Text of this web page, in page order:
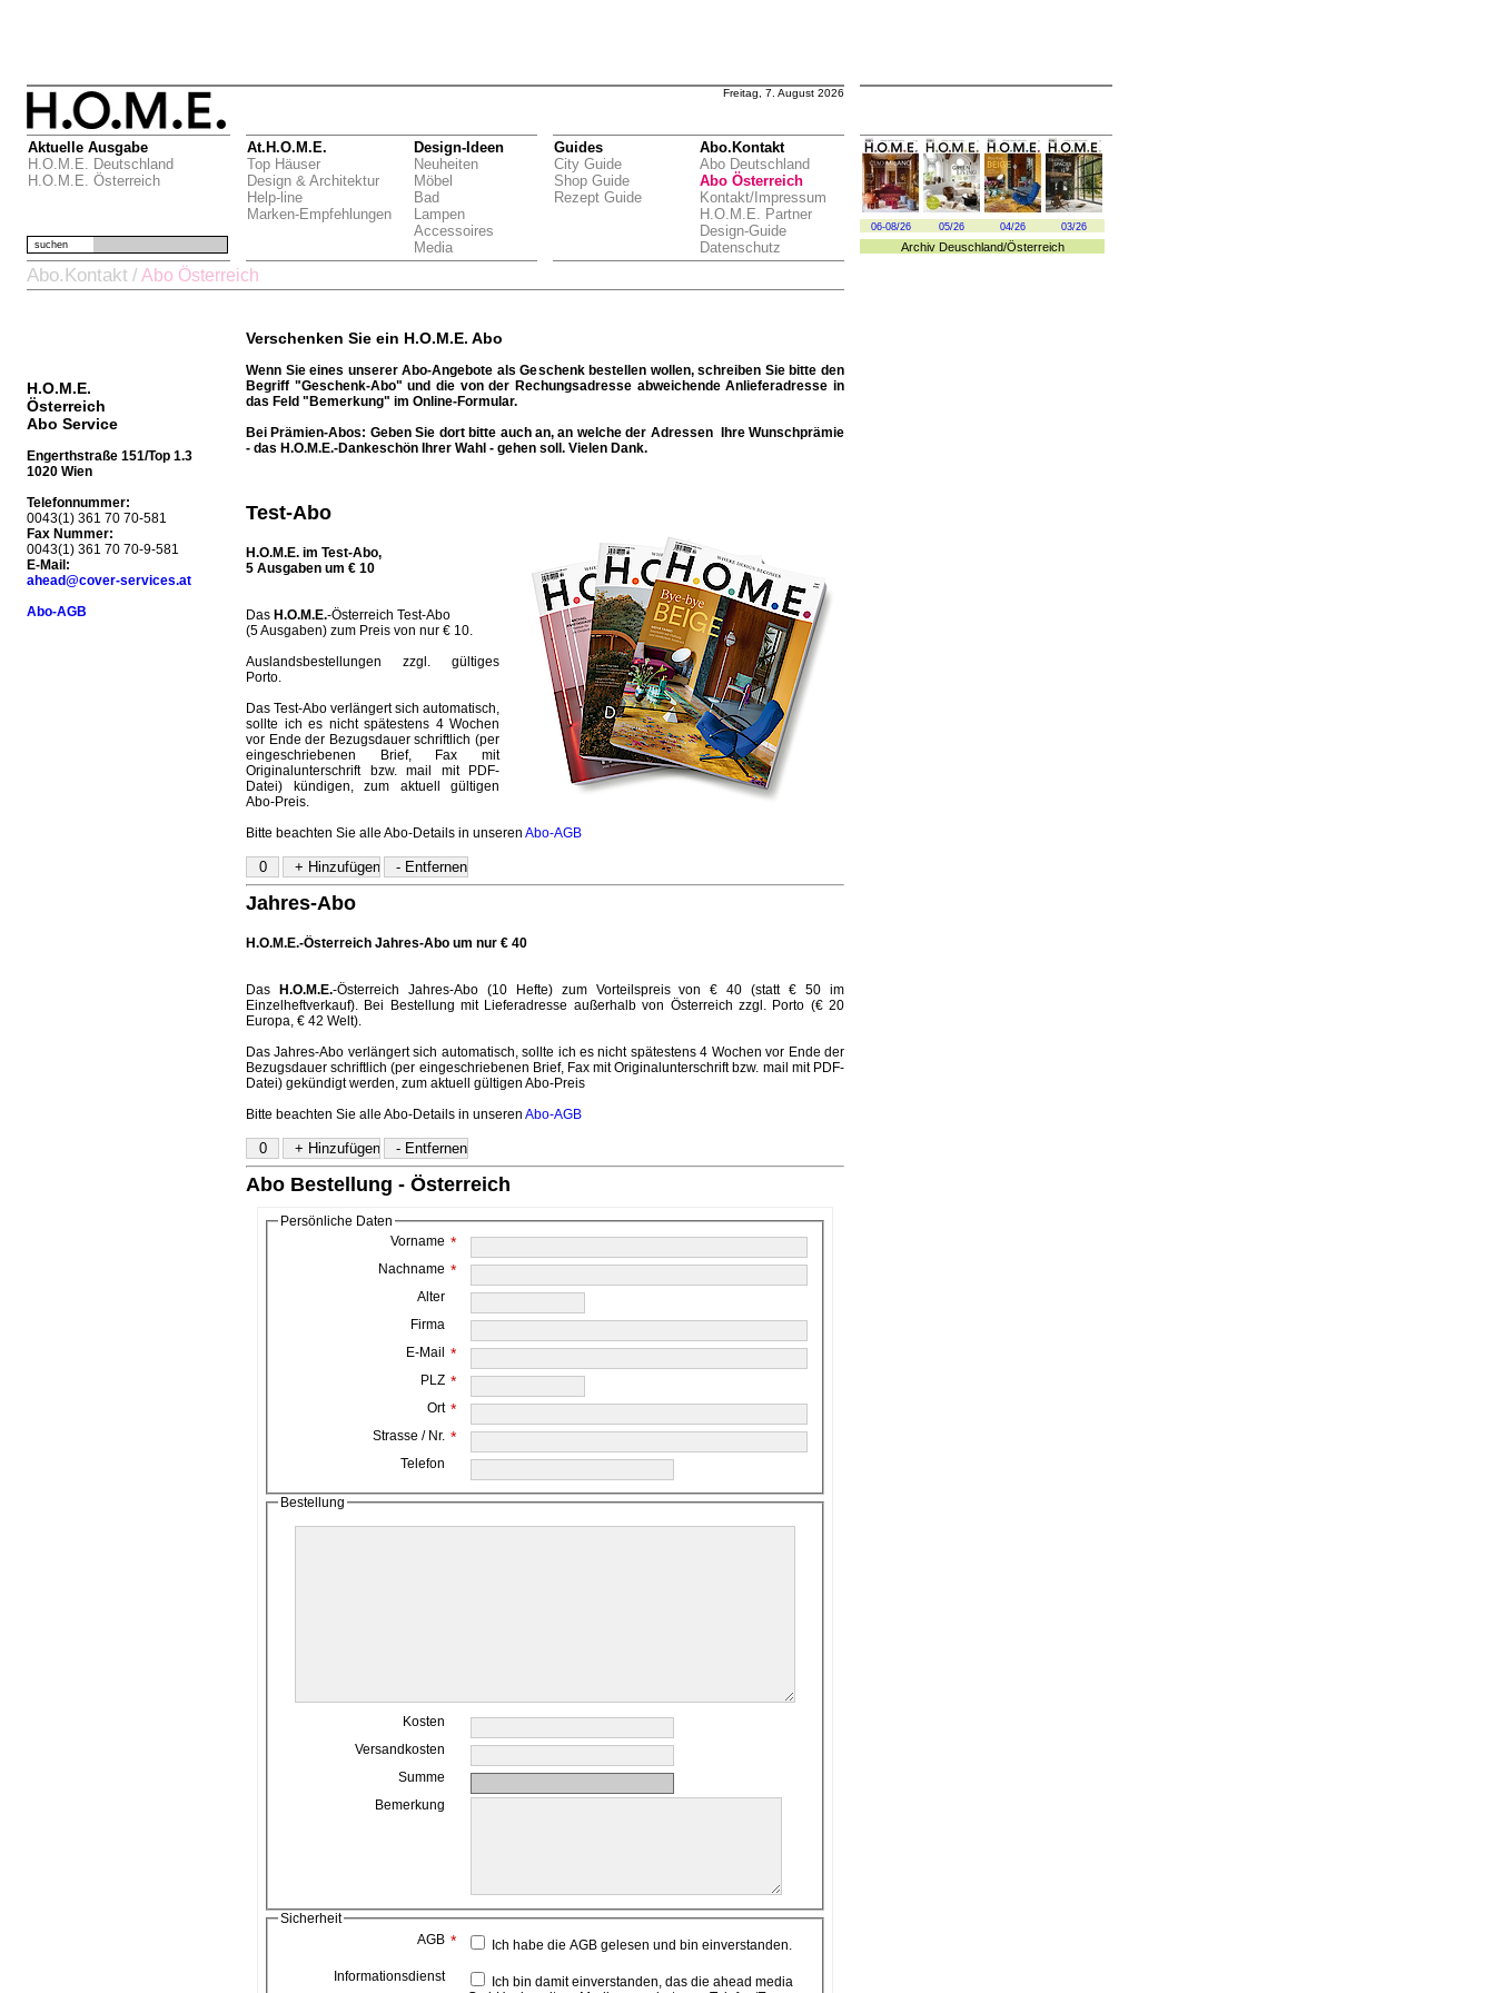
Freitag, 7. August 2026
Aktuelle Ausgabe
H.O.M.E. Deutschland
H.O.M.E. Österreich
At.H.O.M.E.
Top Häuser
Design & Architektur
Help-line
Marken-Empfehlungen
Design-Ideen
Neuheiten
Möbel
Bad
Lampen
Accessoires
Media
Guides
City Guide
Shop Guide
Rezept Guide
Abo.Kontakt
Abo Deutschland
Abo Österreich
Kontakt/Impressum
H.O.M.E. Partner
Design-Guide
Datenschutz
06-08/26 05/26 04/26 03/26
Archiv Deuschland/Österreich
suchen
Abo.Kontakt / Abo Österreich
H.O.M.E.
Österreich
Abo Service
Engerthstraße 151/Top 1.3
1020 Wien
Telefonnummer:
0043(1) 361 70 70-581
Fax Nummer:
0043(1) 361 70 70-9-581
E-Mail:
ahead@cover-services.at
Abo-AGB
Verschenken Sie ein H.O.M.E. Abo
Wenn Sie eines unserer Abo-Angebote als Geschenk bestellen wollen, schreiben Sie bitte den
Begriff "Geschenk-Abo" und die von der Rechungsadresse abweichende Anlieferadresse in
das Feld "Bemerkung" im Online-Formular.
Bei Prämien-Abos: Geben Sie dort bitte auch an, an welche der Adressen Ihre Wunschprämie
- das H.O.M.E.-Dankeschön Ihrer Wahl - gehen soll. Vielen Dank.
Test-Abo
H.O.M.E. im Test-Abo,
5 Ausgaben um € 10
Das H.O.M.E.-Österreich Test-Abo
(5 Ausgaben) zum Preis von nur € 10.
Auslandsbestellungen zzgl. gültiges
Porto.
Das Test-Abo verlängert sich automatisch,
sollte ich es nicht spätestens 4 Wochen
vor Ende der Bezugsdauer schriftlich (per
eingeschriebenen Brief, Fax mit
Originalunterschrift bzw. mail mit PDF-
Datei) kündigen, zum aktuell gültigen
Abo-Preis.
Bitte beachten Sie alle Abo-Details in unseren Abo-AGB
Jahres-Abo
H.O.M.E.-Österreich Jahres-Abo um nur € 40
Das H.O.M.E.-Österreich Jahres-Abo (10 Hefte) zum Vorteilspreis von € 40 (statt € 50 im
Einzelheftverkauf). Bei Bestellung mit Lieferadresse außerhalb von Österreich zzgl. Porto (€ 20
Europa, € 42 Welt).
Das Jahres-Abo verlängert sich automatisch, sollte ich es nicht spätestens 4 Wochen vor Ende der
Bezugsdauer schriftlich (per eingeschriebenen Brief, Fax mit Originalunterschrift bzw. mail mit PDF-
Datei) gekündigt werden, zum aktuell gültigen Abo-Preis
Bitte beachten Sie alle Abo-Details in unseren Abo-AGB
Abo Bestellung - Österreich
Persönliche Daten
Vorname *
Nachname *
Alter
Firma
E-Mail
*
PLZ *
Ort *
Strasse / Nr. *
Telefon
Bestellung
Kosten
Versandkosten
Summe
Bemerkung
Sicherheit
AGB *
Ich habe die AGB gelesen und bin einverstanden.
Informationsdienst